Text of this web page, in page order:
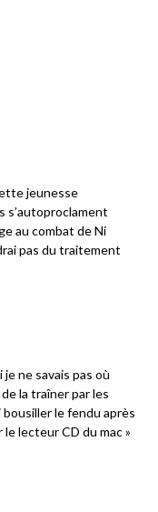
jeunesse
s’autoproclament
au combat de Ni
pas du traitement
ne savais pas où
la traîner par les
le fendu après
lecteur CD du mac »